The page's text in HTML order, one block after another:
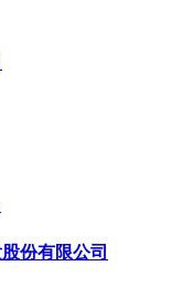
份有限公司